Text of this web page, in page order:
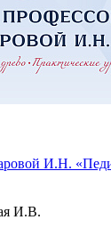
И.Н.
И.В.